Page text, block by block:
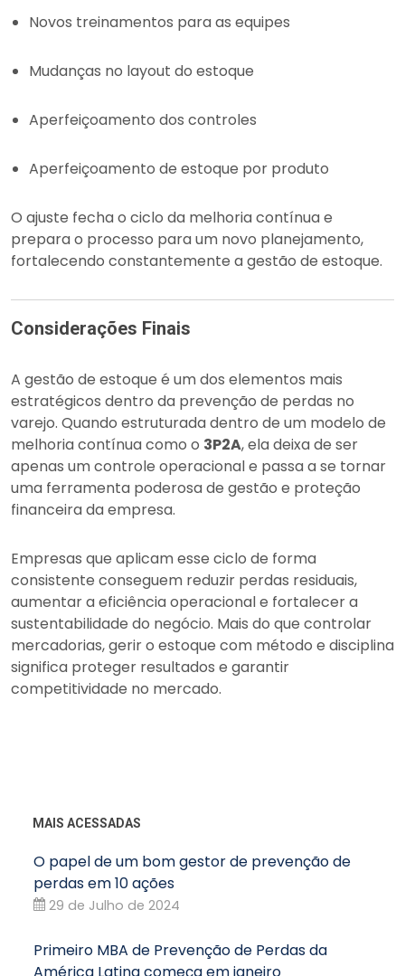
Novos treinamentos para as equipes
Mudanças no layout do estoque
Aperfeiçoamento dos controles
Aperfeiçoamento de estoque por produto
O ajuste fecha o ciclo da melhoria contínua e
prepara o processo para um novo planejamento,
fortalecendo constantemente a gestão de estoque.
Considerações Finais
A gestão de estoque é um dos elementos mais
estratégicos dentro da prevenção de perdas no
varejo. Quando estruturada dentro de um modelo de
melhoria contínua como o 3P2A, ela deixa de ser
apenas um controle operacional e passa a se tornar
uma ferramenta poderosa de gestão e proteção
financeira da empresa.
Empresas que aplicam esse ciclo de forma
consistente conseguem reduzir perdas residuais,
aumentar a eficiência operacional e fortalecer a
sustentabilidade do negócio. Mais do que controlar
mercadorias, gerir o estoque com método e disciplina
significa proteger resultados e garantir
competitividade no mercado.
MAIS ACESSADAS
O papel de um bom gestor de prevenção de
perdas em 10 ações
29 de Julho de 2024
Primeiro MBA de Prevenção de Perdas da
América Latina começa em janeiro